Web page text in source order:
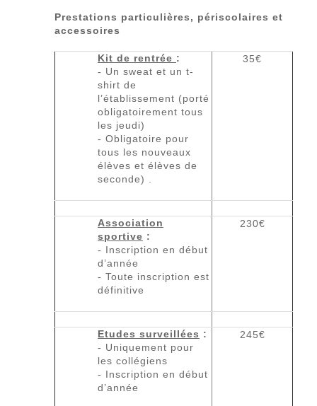
Prestations particulières, périscolaires et
accessoires
Kit de rentrée :
- Un sweat et un t-
shirt de
l’établissement (porté
obligatoirement tous
les jeudi)
- Obligatoire pour
tous les nouveaux
élèves et élèves de
seconde) .
35€
Association
sportive :
- Inscription en début
d’année
- Toute inscription est
définitive
230€
Etudes surveillées :
- Uniquement pour
les collégiens
- Inscription en début
d’année
245€